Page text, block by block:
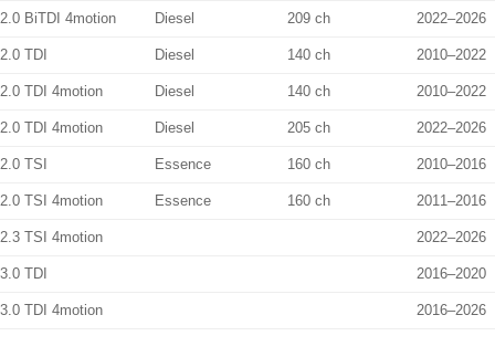
2.0 BiTDI 4motion Diesel 209 ch 2022–2026
2.0 TDI Diesel 140 ch 2010–2022
2.0 TDI 4motion Diesel 140 ch 2010–2022
2.0 TDI 4motion Diesel 205 ch 2022–2026
2.0 TSI Essence 160 ch 2010–2016
2.0 TSI 4motion Essence 160 ch 2011–2016
2.3 TSI 4motion 2022–2026
3.0 TDI 2016–2020
3.0 TDI 4motion 2016–2026